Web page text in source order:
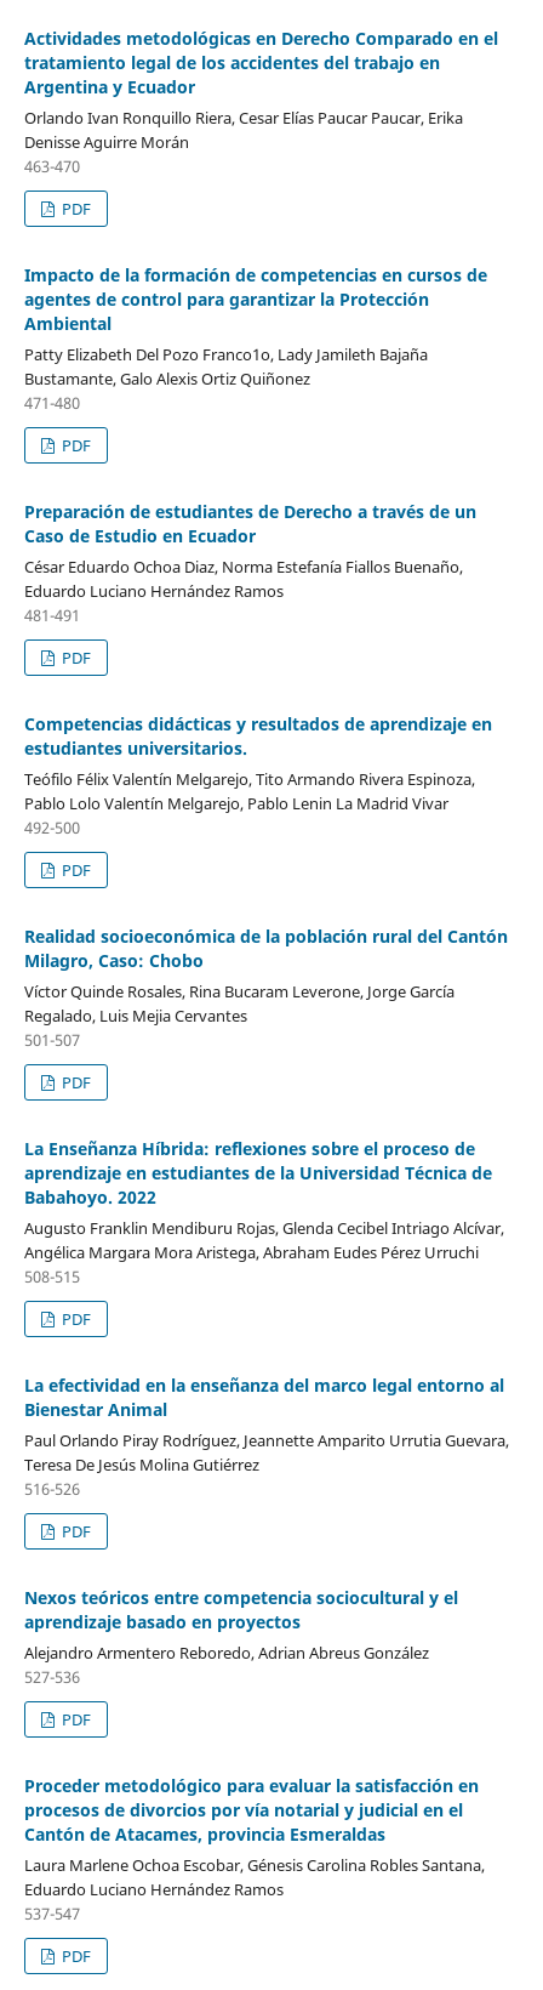
Actividades metodológicas en Derecho Comparado en el
tratamiento legal de los accidentes del trabajo en
Argentina y Ecuador
Orlando Ivan Ronquillo Riera, Cesar Elías Paucar Paucar, Erika
Denisse Aguirre Morán
463-470
PDF
Impacto de la formación de competencias en cursos de
agentes de control para garantizar la Protección
Ambiental
Patty Elizabeth Del Pozo Franco1o, Lady Jamileth Bajaña
Bustamante, Galo Alexis Ortiz Quiñonez
471-480
PDF
Preparación de estudiantes de Derecho a través de un
Caso de Estudio en Ecuador
César Eduardo Ochoa Diaz, Norma Estefanía Fiallos Buenaño,
Eduardo Luciano Hernández Ramos
481-491
PDF
Competencias didácticas y resultados de aprendizaje en
estudiantes universitarios.
Teófilo Félix Valentín Melgarejo, Tito Armando Rivera Espinoza,
Pablo Lolo Valentín Melgarejo, Pablo Lenin La Madrid Vivar
492-500
PDF
Realidad socioeconómica de la población rural del Cantón
Milagro, Caso: Chobo
Víctor Quinde Rosales, Rina Bucaram Leverone, Jorge García
Regalado, Luis Mejia Cervantes
501-507
PDF
La Enseñanza Híbrida: reflexiones sobre el proceso de
aprendizaje en estudiantes de la Universidad Técnica de
Babahoyo. 2022
Augusto Franklin Mendiburu Rojas, Glenda Cecibel Intriago Alcívar,
Angélica Margara Mora Aristega, Abraham Eudes Pérez Urruchi
508-515
PDF
La efectividad en la enseñanza del marco legal entorno al
Bienestar Animal
Paul Orlando Piray Rodríguez, Jeannette Amparito Urrutia Guevara,
Teresa De Jesús Molina Gutiérrez
516-526
PDF
Nexos teóricos entre competencia sociocultural y el
aprendizaje basado en proyectos
Alejandro Armentero Reboredo, Adrian Abreus González
527-536
PDF
Proceder metodológico para evaluar la satisfacción en
procesos de divorcios por vía notarial y judicial en el
Cantón de Atacames, provincia Esmeraldas
Laura Marlene Ochoa Escobar, Génesis Carolina Robles Santana,
Eduardo Luciano Hernández Ramos
537-547
PDF